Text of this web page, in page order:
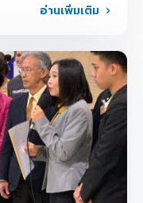
อ่านเพิ่มเติม